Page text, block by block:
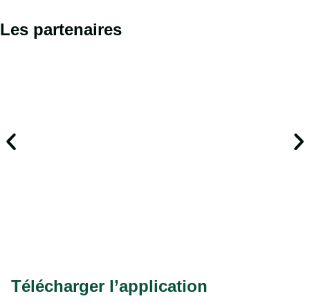
Les partenaires​
Télécharger l’application​